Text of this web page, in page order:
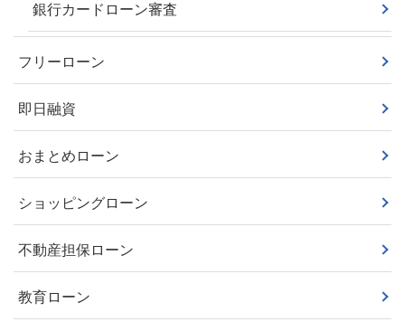
銀行カードローン審査
フリーローン
即日融資
おまとめローン
ショッピングローン
不動産担保ローン
教育ローン